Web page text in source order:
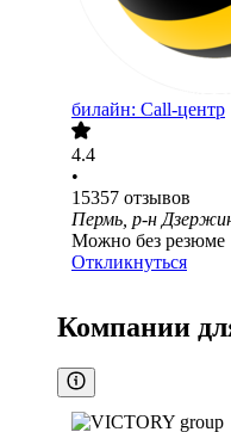
билайн: Call-центр
4.4
•
15357 отзывов
Пермь, р-н
Можно без резюме
Откликнуться
Компании